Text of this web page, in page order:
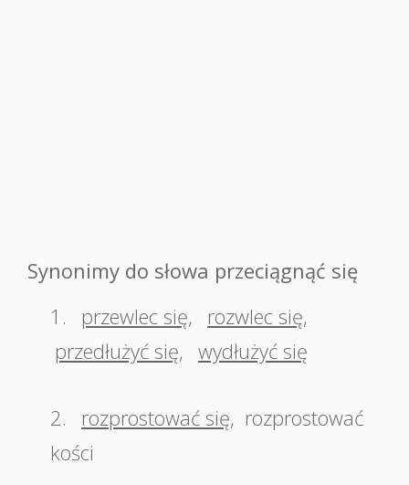
Synonimy do słowa przeciągnąć się
1.
przewlec się, rozwlec się,
przedłużyć się, wydłużyć się
2. rozprostować się, rozprostować
kości